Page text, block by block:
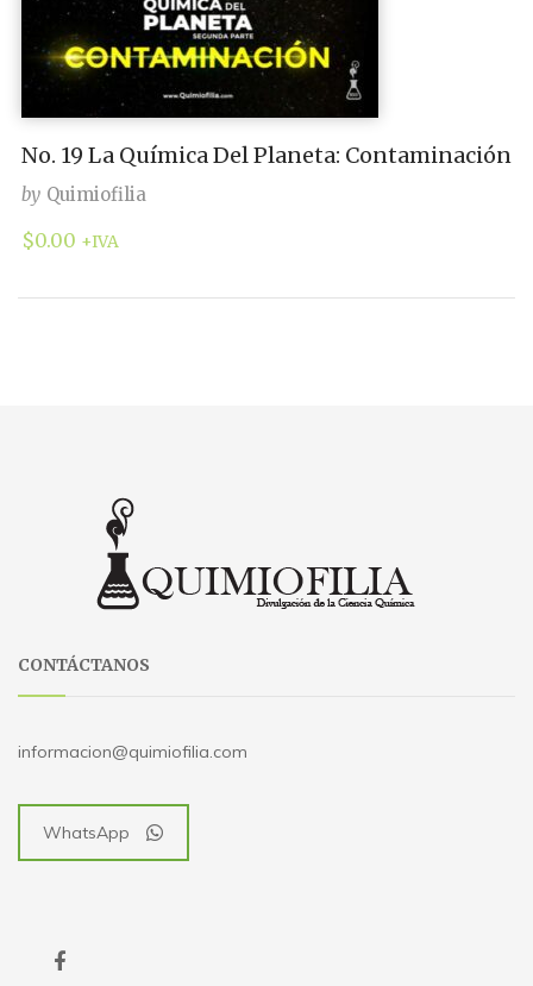
No. 19 La Química Del Planeta: Contaminación
by Quimiofilia
$0.00 +IVA
CONTÁCTANOS
informacion@quimiofilia.com
WhatsApp